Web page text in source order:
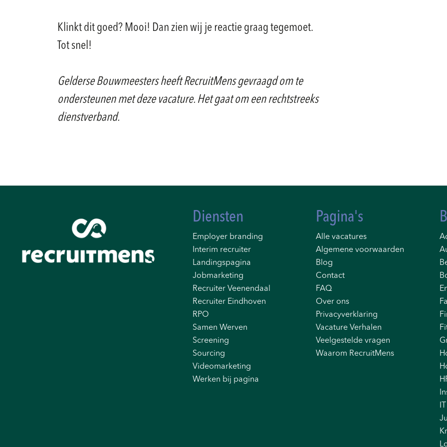
Klinkt dit goed? Mooi! Dan zien wij je reactie graag tegemoet.
Tot snel!
Gelderse Bouwmeesters heeft RecruitMens gevraagd om te
ondersteunen met deze vacature. Het gaat om een rechtstreeks
dienstverband.
Diensten
Employer branding
Interim recruiter
Landingspagina
Jobmarketing
Recruiter Veenendaal
Recruiter Eindhoven
RPO
Samen Werven
Screening
Sourcing
Videomarketing
Werken bij pagina
Pagina's
Alle vacatures
Algemene voorwaarden
Blog
Contact
FAQ
Over ons
Privacyverklaring
Vacature Verhalen
Veelgestelde vragen
Waarom RecruitMens